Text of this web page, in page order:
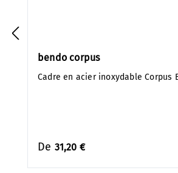
bendo corpus
Cadre en acier inoxydable Corpus
De 31,20 €